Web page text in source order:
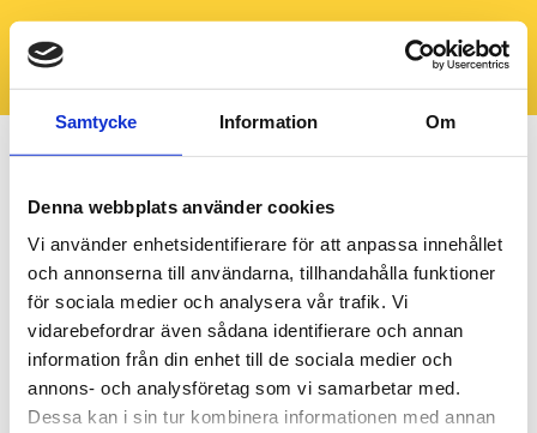
Samtycke Information Om
Denna webbplats använder cookies
Vi använder enhetsidentifierare för att anpassa innehållet
och annonserna till användarna, tillhandahålla funktioner
för sociala medier och analysera vår trafik. Vi
vidarebefordrar även sådana identifierare och annan
information från din enhet till de sociala medier och
annons- och analysföretag som vi samarbetar med.
Dessa kan i sin tur kombinera informationen med annan